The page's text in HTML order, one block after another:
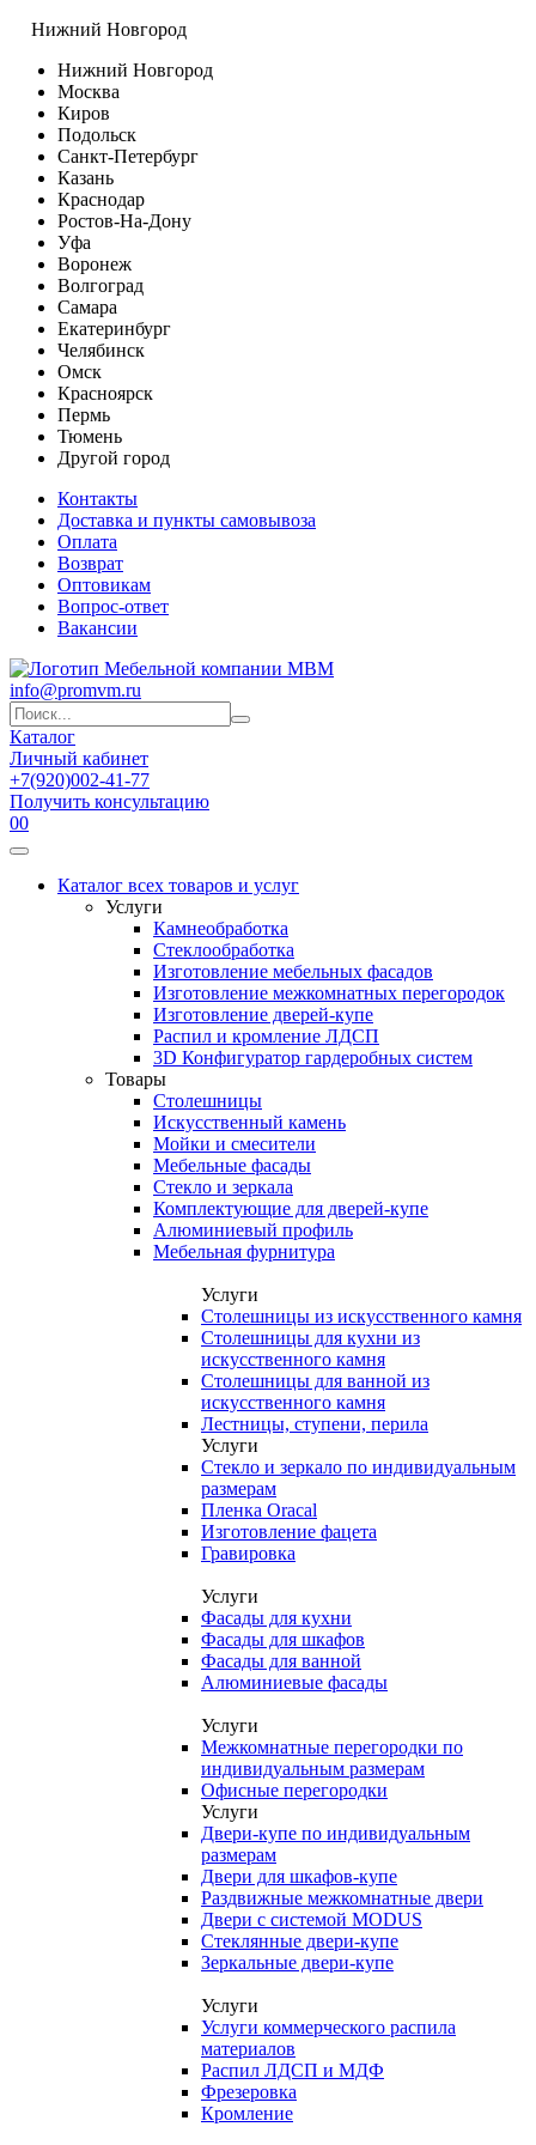
Нижний Новгород
Нижний Новгород
Москва
Киров
Подольск
Санкт-Петербург
Казань
Краснодар
Ростов-На-Дону
Уфа
Воронеж
Волгоград
Самара
Екатеринбург
Челябинск
Омск
Красноярск
Пермь
Тюмень
Другой город
Контакты
Доставка и пункты самовывоза
Оплата
Возврат
Оптовикам
Вопрос-ответ
Вакансии
info@promvm.ru
Каталог
Личный кабинет
+7(920)002-41-77
Получить консультацию
00
Каталог всех товаров и услуг
Услуги
Камнеобработка
Стеклообработка
Изготовление мебельных фасадов
Изготовление межкомнатных перегородок
Изготовление дверей-купе
Распил и кромление ЛДСП
3D Конфигуратор гардеробных систем
Товары
Столешницы
Искусственный камень
Мойки и смесители
Мебельные фасады
Стекло и зеркала
Комплектующие для дверей-купе
Алюминиевый профиль
Мебельная фурнитура
Услуги
Столешницы из искусственного камня
Столешницы для кухни из
искусственного камня
Столешницы для ванной из
искусственного камня
Лестницы, ступени, перила
Услуги
Стекло и зеркало по индивидуальным
размерам
Пленка Oracal
Изготовление фацета
Гравировка
Услуги
Фасады для кухни
Фасады для шкафов
Фасады для ванной
Алюминиевые фасады
Услуги
Межкомнатные перегородки по
индивидуальным размерам
Офисные перегородки
Услуги
Двери-купе по индивидуальным
размерам
Двери для шкафов-купе
Раздвижные межкомнатные двери
Двери с системой MODUS
Стеклянные двери-купе
Зеркальные двери-купе
Услуги
Услуги коммерческого распила
материалов
Распил ЛДСП и МДФ
Фрезеровка
Кромление